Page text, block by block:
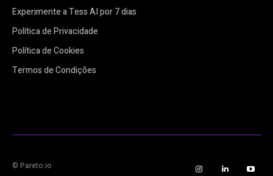
Experimente a Tess AI por 7 dias
Política de Privacidade
Política de Cookies
Termos de Condições
© Pareto.io